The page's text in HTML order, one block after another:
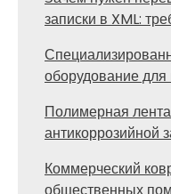
записки в XML:
оборудование
Полимерная
антикоррозийной
Коммерческий